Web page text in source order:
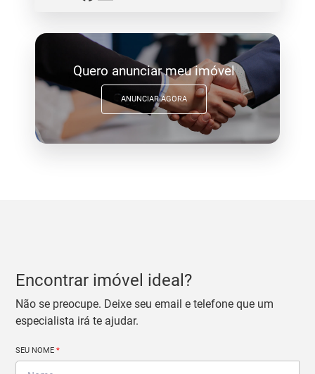
Quero anunciar meu imóvel
ANUNCIAR AGORA
Encontrar imóvel ideal?
Não se preocupe. Deixe seu email e telefone que um
especialista irá te ajudar.
SEU NOME*